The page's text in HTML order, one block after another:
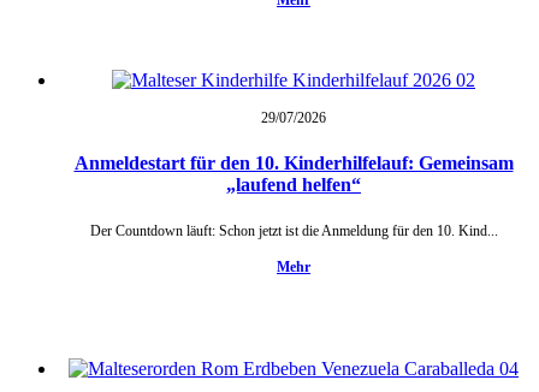
29/07/2026
Anmeldestart für den 10. Kinderhilfelauf: Gemeinsam
„laufend helfen“
Der Countdown läuft: Schon jetzt ist die Anmeldung für den 10. Kind...
Mehr